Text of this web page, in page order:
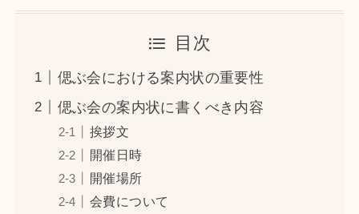
目次
偲ぶ会における案内状の重要性
偲ぶ会の案内状に書くべき内容
挨拶文
開催日時
開催場所
会費について